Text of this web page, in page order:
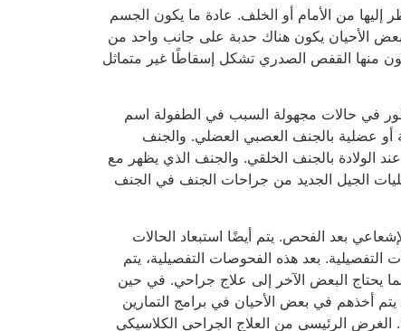
إليها من الأمام أو الخلف. عادة ما يكون الجسم
الأحيان يكون هناك حدبة على جانب واحد من
منها القفص الصدري تشكل إسقاطًا غير متماثل
في حالات مجهولة السبب في الطفولة اسم
عضلية بالجنف العصبي العضلي. والجنف
الولادة بالجنف الخلقي. والجنف الذي يظهر مع
الجيل الجديد من جراحات الجنف في الجنف
بعد الفحص. يتم أيضًا استبعاد الحالات
بعد هذه الفحوصات التفصيلية، يتم
يحتاج البعض الآخر إلى علاج جراحي. في حين
أخذهم في بعض الأحيان في برامج التمارين
الغرض الرئيسي من العلاج الجراحي الكلاسيكي